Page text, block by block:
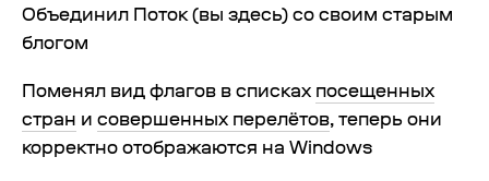
Объединил Поток (вы здесь) со своим старым
блогом
Поменял вид флагов в списках посещенных
стран и совершенных перелётов, теперь они
корректно отображаются на Windows